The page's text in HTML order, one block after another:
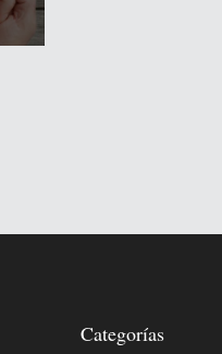
Categorías